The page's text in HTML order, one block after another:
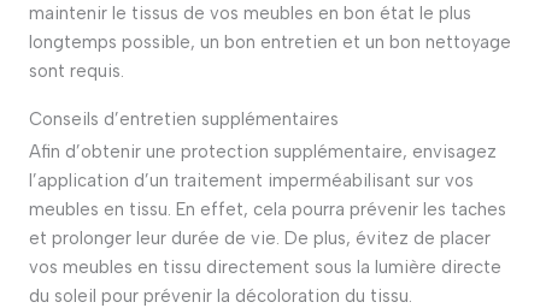
maintenir le tissus de vos meubles en bon état le plus
longtemps possible, un bon entretien et un bon nettoyage
sont requis.
Conseils d’entretien supplémentaires
Afin d’obtenir une protection supplémentaire, envisagez
l’application d’un traitement imperméabilisant sur vos
meubles en tissu. En effet, cela pourra prévenir les taches
et prolonger leur durée de vie. De plus, évitez de placer
vos meubles en tissu directement sous la lumière directe
du soleil pour prévenir la décoloration du tissu.